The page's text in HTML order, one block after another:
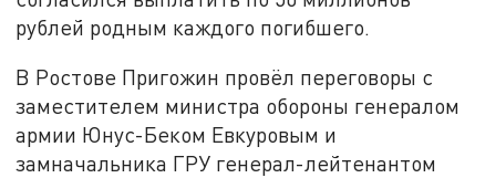
рублей родным каждого погибшего.
В Ростове Пригожин провёл переговоры с
заместителем министра обороны генералом
армии Юнус-Беком Евкуровым и
замначальника ГРУ генерал-лейтенантом